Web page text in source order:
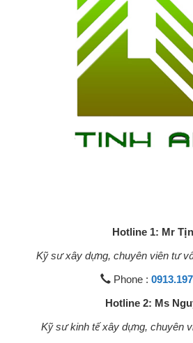
Hotline 1: Mr
Kỹ sư xây dựng, chuyên viên tư
Phone :
Hotline 2: Ms
Kỹ sư kinh tế xây dựng, chuyên